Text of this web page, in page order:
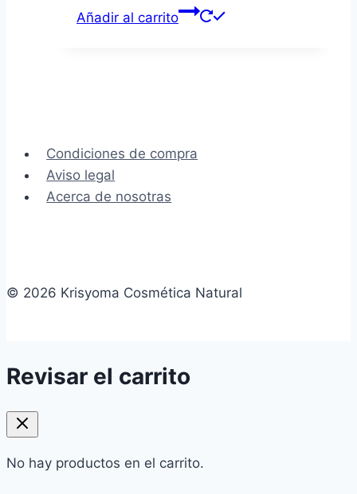
precio
precio
Añadir al carrito
Condiciones de compra
Aviso legal
Acerca de nosotras
© 2026 Krisyoma Cosmética Natural
Revisar el carrito
No hay productos en el carrito.